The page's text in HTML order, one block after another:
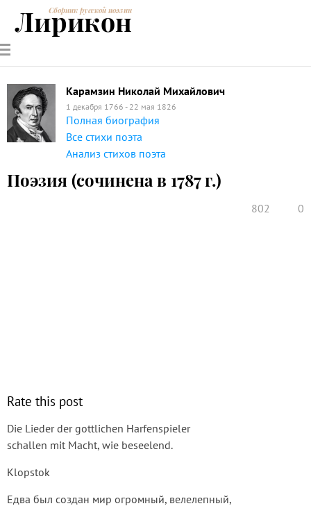
РУССКИЕ
ПОЭТЫ
СОВРЕМЕННИКИЭНЦИКЛОПЕДИЯ
ПОЭЗИИ
Сборник русской поэзии
Лирикон
Карамзин Николай Михайлович
1 декабря 1766 - 22 мая 1826
Полная биография
Все стихи поэта
Анализ стихов поэта
Поэзия (сочинена в 1787 г.)
802 0
Rate this post
Die Lieder der gottlichen Harfenspieler
schallen mit Macht, wie beseelend.
Klopstok
Едва был создан мир огромный, велелепный,